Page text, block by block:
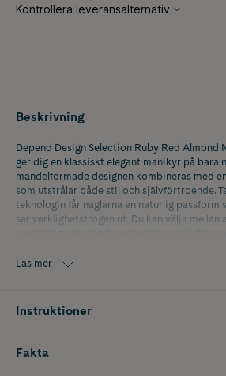
Beskrivning
Depend Design Selection Ruby Red Almond
ger dig en klassiskt elegant manikyr på bara
mandelformade designen kombineras med
som utstrålar både stil och självförtroende.
teknologin får naglarna en naturlig passform
ser verklighetstrogen ut. Du kan välja mellan
Perfekt för dig som vill ha salongskänsla
Läs mer
Instruktioner
Fakta